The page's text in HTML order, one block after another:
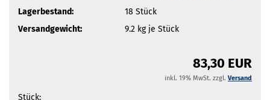
Lagerbestand: 18 Stück
Versandgewicht:
9.2kg je Stück
83,30 EUR
inkl. 19% MwSt. zzgl. Versand
Stück: